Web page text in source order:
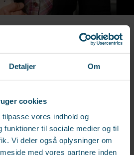
Detaljer Om
cookies
vores indhold og
funktioner til sociale medier og til
Vi deler også oplysninger om
med vores partnere inden
die folgenden
über Dänemark,
dänische